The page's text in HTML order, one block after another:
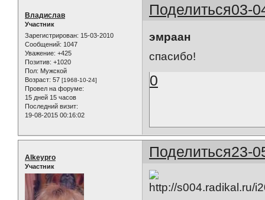
Поделиться03-
Владислав
Участник
Зарегистрирован: 15-03-2010
Сообщений: 1047
Уважение: +425
Позитив: +1020
Пол: Мужской
Возраст: 57 [1968-10-24]
Провел на форуме:
15 дней 15 часов
Последний визит:
19-08-2015 00:16:02
эмраан
спасибо!
0
Поделиться23-
Alkeypro
Участник